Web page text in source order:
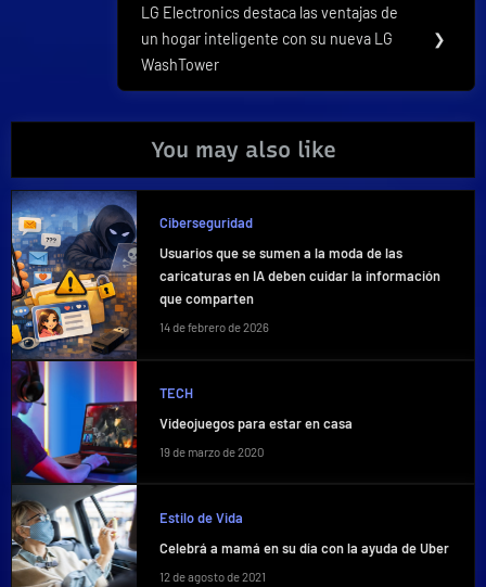
Next
Post:
LG Electronics destaca las ventajas de
un hogar inteligente con su nueva LG
WashTower
❯
You may also like
Ciberseguridad
Usuarios que se sumen a la moda de las
caricaturas en IA deben cuidar la información
que comparten
14 de febrero de 2026
TECH
Videojuegos para estar en casa
19 de marzo de 2020
Estilo de Vida
Celebrá a mamá en su día con la ayuda de Uber
12 de agosto de 2021